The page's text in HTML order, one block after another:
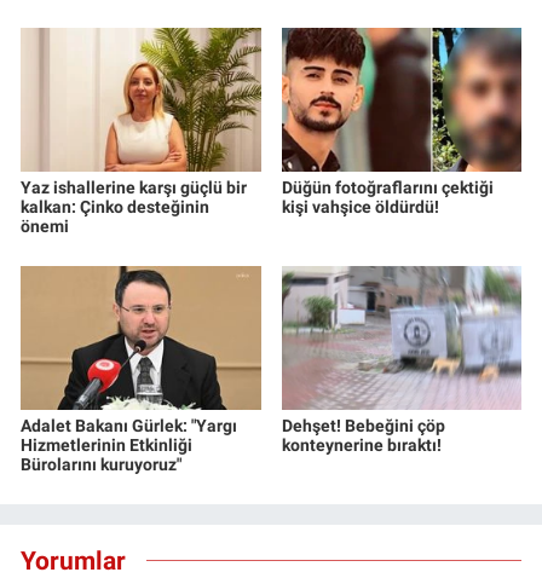
Yaz ishallerine karşı güçlü bir
kalkan: Çinko desteğinin
önemi
Düğün fotoğraflarını çektiği
kişi vahşice öldürdü!
Adalet Bakanı Gürlek: "Yargı
Hizmetlerinin Etkinliği
Bürolarını kuruyoruz"
Dehşet! Bebeğini çöp
konteynerine bıraktı!
Yorumlar